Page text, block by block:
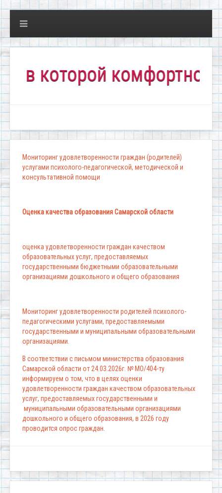
комфортно всем!"
Мониторинг удовлетворенности граждан (родителей)
услугами психолого-педагогической, методической и
консультативной помощи
Оценка качества образования Самарской области
оценка удовлетворенности граждан качеством
образовательных услуг, предоставляемых
государственными бюджетными образовательными
организациями дошкольного и общего образования
Мониторинг удовлетворенности родителей психолого-
педагогическими услугами, предоставляемыми
государственными и муниципальными образовательными
организациями.
В соответствии с письмом министерства образования
Самарской области от 24.03.2026г. № МО/404-ту
информируем о том, что в целях оценки
удовлетворенности граждан качеством образовательных
услуг, предоставляемых государственными и
муниципальными образовательными организациями
дошкольного и общего образования, в 2026 году
проводится опрос граждан.